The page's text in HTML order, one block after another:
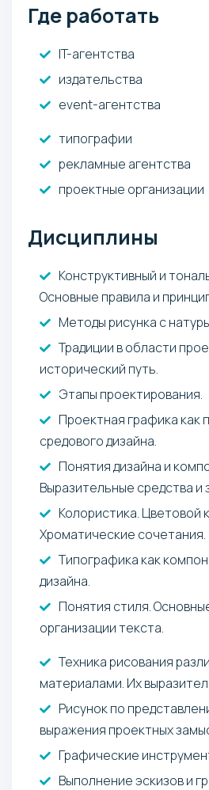
Где работать
IT-агентства
издательства
event-агентства
типографии
рекламные агентства
проектные организации
Дисциплины
Конструктивный и
Основные правила и
Методы рисунка с
Традиции в области
исторический путь.
Этапы проектирования.
Проектная графика как
средового дизайна.
Понятия дизайна и
Выразительные средства и
Колористика. Цветовой
Хроматические сочетания.
Типографика как
дизайна.
Понятия стиля.
организации текста.
Техника рисования
материалами. Их
Рисунок по
выражения проектных
Графические
Выполнение эскизов и